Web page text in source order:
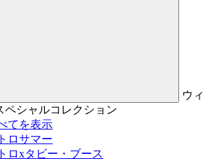
ウィ
ペシャルコレクション
てを表示
ロサマー
ロxタビー・ブース